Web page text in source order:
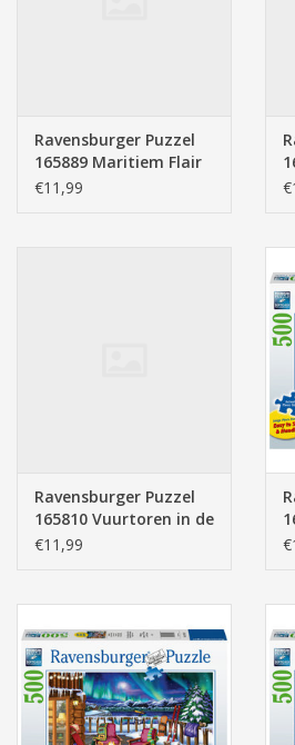
Ravensburger Puzzel
165889 Maritiem Flair
(500 Stukjes)
€11,99
Ravensburger Puzzel
165810 Vuurtoren in de
Avond (500 Stukjes)
€11,99